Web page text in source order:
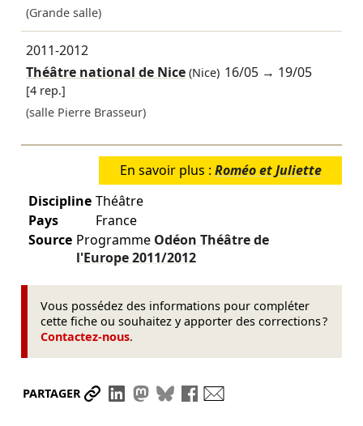
(Grande salle)
2011-2012
Théâtre national de Nice(Nice) 16/05 → 19/05
[4 rep.]
(salle Pierre Brasseur)
En savoir plus : Roméo et Juliette
Discipline Théâtre
Pays
France
Source Programme Odéon Théâtre de
l'Europe2011/2012
Vous possédez des informations pour compléter
cette fiche ou souhaitez y apporter des corrections ?
Contactez-nous.
PARTAGER Partager le lien
Partager sur LinkedIn
Partager sur Mastodon
Partager sur Bluesky
Partager sur Facebook